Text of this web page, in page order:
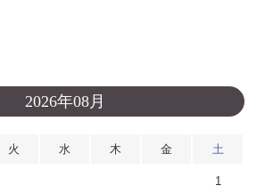
2026年08月
火 水 木 金 土
1